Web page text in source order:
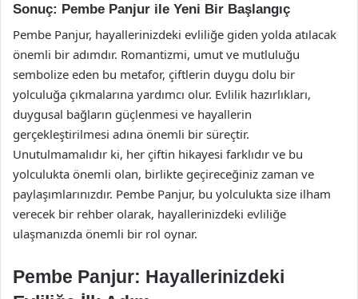
Sonuç: Pembe Panjur ile Yeni Bir Başlangıç
Pembe Panjur, hayallerinizdeki evliliğe giden yolda atılacak
önemli bir adımdır. Romantizmi, umut ve mutluluğu
sembolize eden bu metafor, çiftlerin duygu dolu bir
yolculuğa çıkmalarına yardımcı olur. Evlilik hazırlıkları,
duygusal bağların güçlenmesi ve hayallerin
gerçekleştirilmesi adına önemli bir süreçtir.
Unutulmamalıdır ki, her çiftin hikayesi farklıdır ve bu
yolculukta önemli olan, birlikte geçireceğiniz zaman ve
paylaşımlarınızdır. Pembe Panjur, bu yolculukta size ilham
verecek bir rehber olarak, hayallerinizdeki evliliğe
ulaşmanızda önemli bir rol oynar.
Pembe Panjur: Hayallerinizdeki